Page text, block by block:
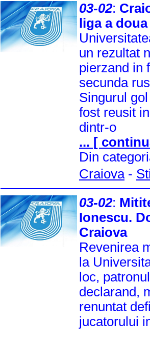
03-02:
liga a doua
un rezultat
pierzand in
secunda
Singurul
fost reusit
dintr-o
... [
Din
Craiova-
03-02:
Ionescu.
Craiova
Revenirea
la
loc,
declarand,
renuntat
jucatorului